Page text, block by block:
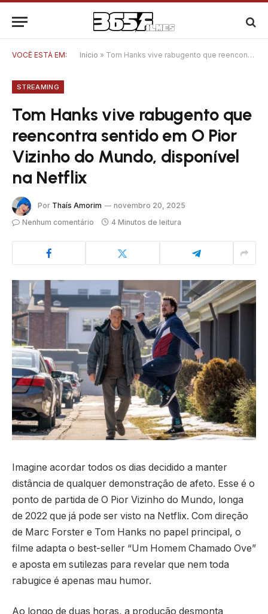
VOCÊ ESTÁ EM: Início » Tom Hanks vive rabugento que reencontra sentido em O Pior Vizinho do Mundo, disponível na Netflix
STREAMING
Tom Hanks vive rabugento que
reencontra sentido em O Pior
Vizinho do Mundo, disponível
na Netflix
Por Thaís Amorim
novembro 20, 2025
Nenhum comentário
4 Minutos de leitura
Imagine acordar todos os dias decidido a manter
distância de qualquer demonstração de afeto. Esse é o
ponto de partida de O Pior Vizinho do Mundo, longa
de 2022 que já pode ser visto na Netflix. Com direção
de Marc Forster e Tom Hanks no papel principal, o
filme adapta o best-seller “Um Homem Chamado Ove”
e aposta em sutilezas para revelar que nem toda
rabugice é apenas mau humor.
Ao longo de duas horas, a produção desmonta